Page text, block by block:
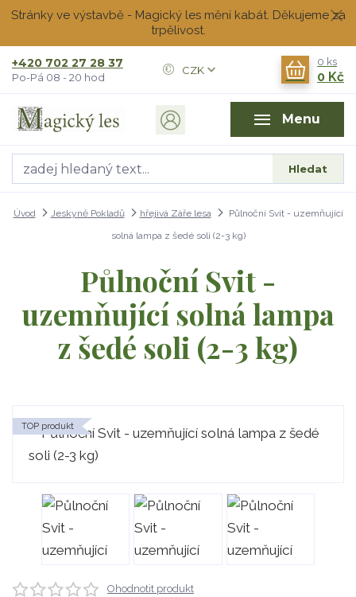
Stránky ve výstavbě - Magický les mění kabát. Děkujeme za
trpělivost.
Menu
CZK
Hledat
+420 702 27 28 37
Po-Pá 08 - 20 hod
0 ks
0 Kč
Úvod Jeskyně Pokladů hřejivá Záře lesa
Půlnoční Svit - uzemňující
solná lampa z šedé soli (2-3 kg)
Půlnoční Svit -
uzemňující solná lampa
z šedé soli (2-3 kg)
TOP produkt
Ohodnotit produkt